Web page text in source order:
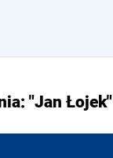
"Jan Łojek"